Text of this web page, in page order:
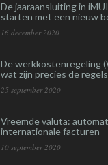
De jaaraansluiting in
starten met een nieuw
16 december 2020
De werkkostenregeling
wat zijn precies de
25 september 2020
Vreemde valuta:
internationale facturen
10 september 2020